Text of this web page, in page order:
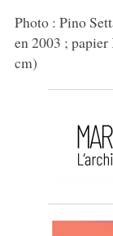
Photo : Pino
en 2003 ;
cm)